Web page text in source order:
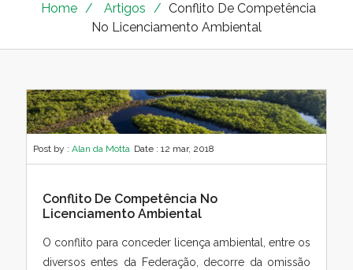
Home Artigos
Conflito De Competência
No Licenciamento Ambiental
Post by : Alan da Motta Date : 12 mar, 2018
Conflito De Competência No
Licenciamento Ambiental
O conflito para conceder licença ambiental, entre os
diversos entes da Federação, decorre da omissão